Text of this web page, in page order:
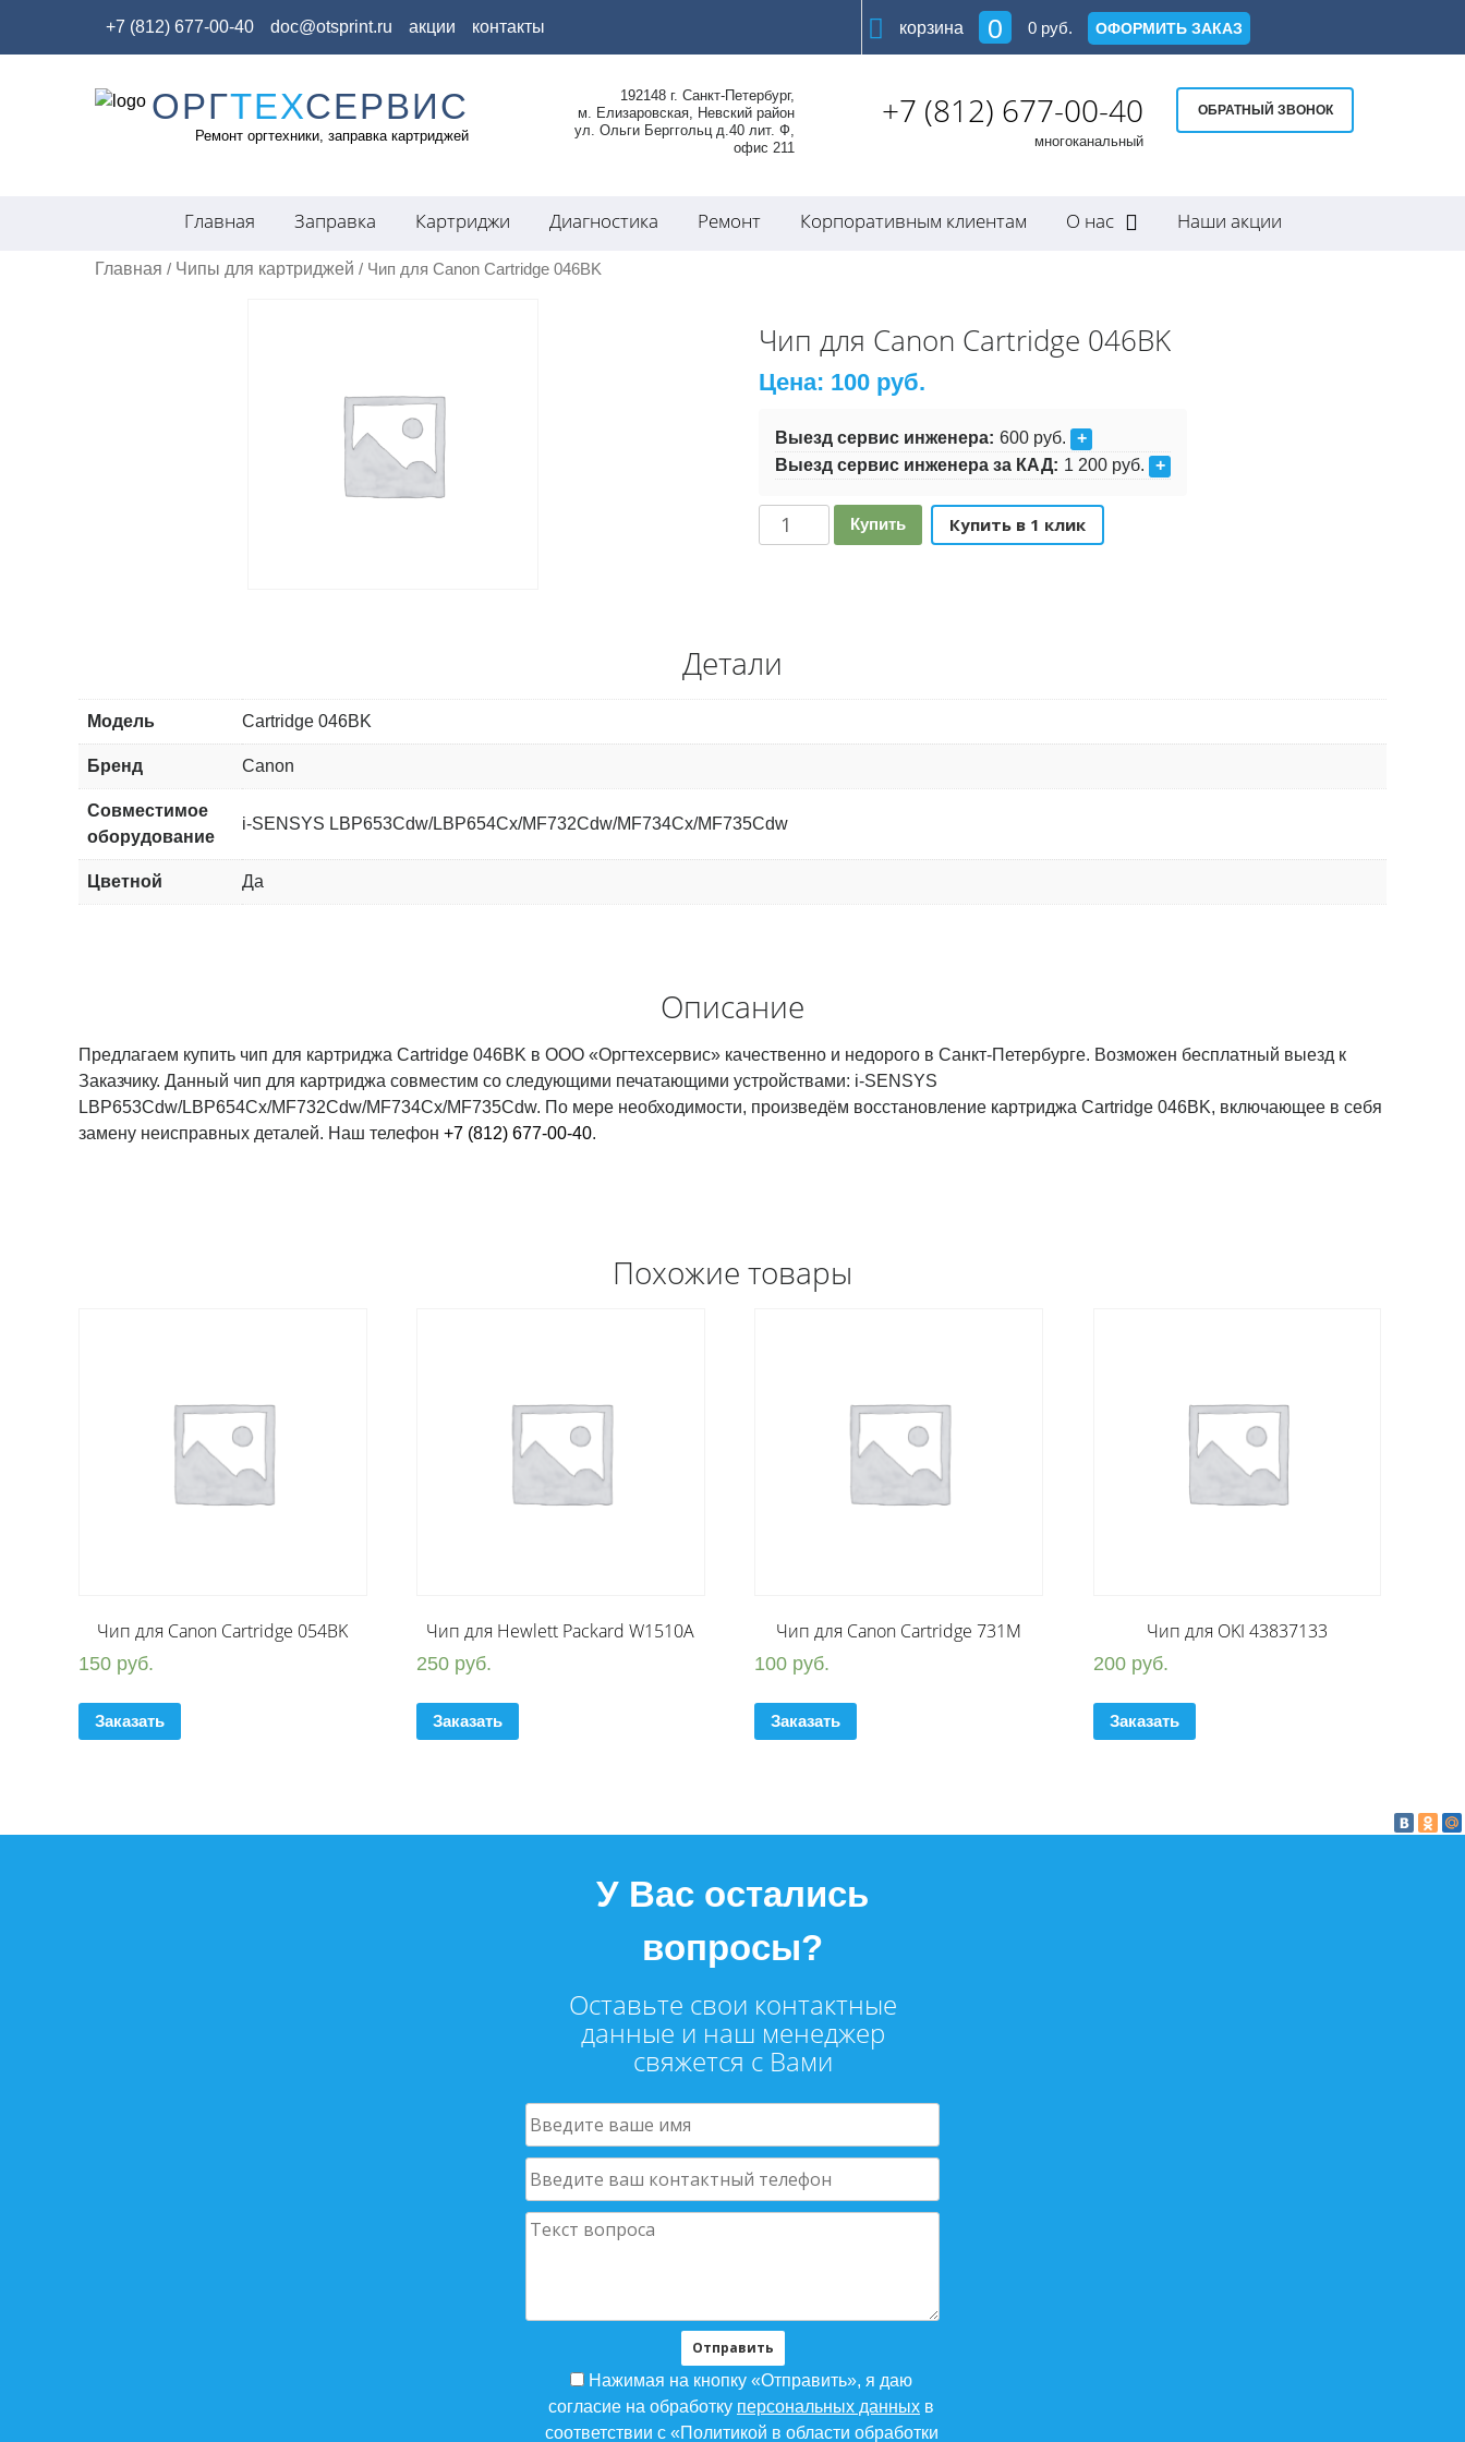
ОРГТЕХСЕРВИС
Ремонт оргтехники, заправка картриджей
192148 г. Санкт-Петербург,
м. Елизаровская, Невский район
ул. Ольги Берггольц д.40 лит. Ф,
офис 211
+7 (812) 677-00-40
многоканальный
ОБРАТНЫЙ ЗВОНОК
Главная Заправка Картриджи Диагностика Ремонт Корпоративным клиентам О нас Наши акции
Главная / Чипы для картриджей / Чип для Canon Cartridge 046BK
Чип для Canon Cartridge 046BK
Цена: 100 руб.
Выезд сервис инженера: 600 руб.
+
Выезд сервис инженера за КАД: 1 200 руб. +
Количество Купить Купить в 1 клик
Детали
Модель Cartridge 046BK
Бренд Canon
Совместимое
оборудование
i-SENSYS LBP653Cdw/LBP654Cx/MF732Cdw/MF734Cx/MF735Cdw
Цветной Да
Описание
Предлагаем купить чип для картриджа Cartridge 046BK в ООО «Оргтехсервис» качественно и недорого в Санкт-Петербурге. Возможен бесплатный выезд к
Заказчику. Данный чип для картриджа совместим со следующими печатающими устройствами: i-SENSYS
LBP653Cdw/LBP654Cx/MF732Cdw/MF734Cx/MF735Cdw. По мере необходимости, произведём восстановление картриджа Cartridge 046BK, включающее в себя
замену неисправных деталей. Наш телефон +7 (812) 677-00-40.
Похожие товары
Чип для Canon Cartridge 054BK
150 руб.
Заказать
Чип для Hewlett Packard W1510A
250 руб.
Заказать
Чип для Canon Cartridge 731M
100 руб.
Заказать
Чип для OKI 43837133
200руб.
Заказать
У Вас остались
вопросы?
Оставьте свои контактные
данные и наш менеджер
свяжется с Вами
Нажимая на кнопку «Отправить», я даю
согласие на обработку персональных данных в
соответствии с «Политикой в области обработки
+7 (812) 677-00-40 doc@otsprint.ru акции контакты корзина 0 0руб. ОФОРМИТЬ ЗАКАЗ